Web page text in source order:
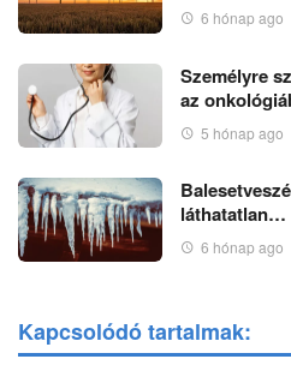
6 hónap ago
Személyre
az
5 hónap ago
láthatatlan…
6 hónap ago
Kapcsolódó tartalmak: